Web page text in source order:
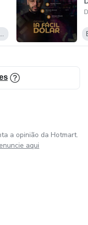
Empreendedorismo Digital
a opinião da Hotmart.
aqui